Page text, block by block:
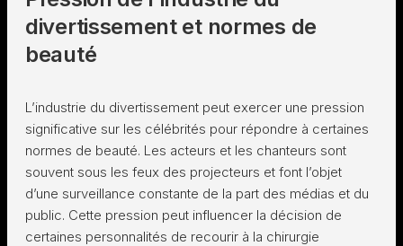
divertissement et normes de
beauté
L’industrie du divertissement peut exercer une pression
significative sur les célébrités pour répondre à certaines
normes de beauté. Les acteurs et les chanteurs sont
souvent sous les feux des projecteurs et font l’objet
d’une surveillance constante de la part des médias et du
public. Cette pression peut influencer la décision de
certaines personnalités de recourir à la chirurgie